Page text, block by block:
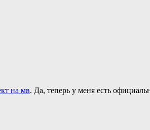
на мв. Да, теперь у меня есть